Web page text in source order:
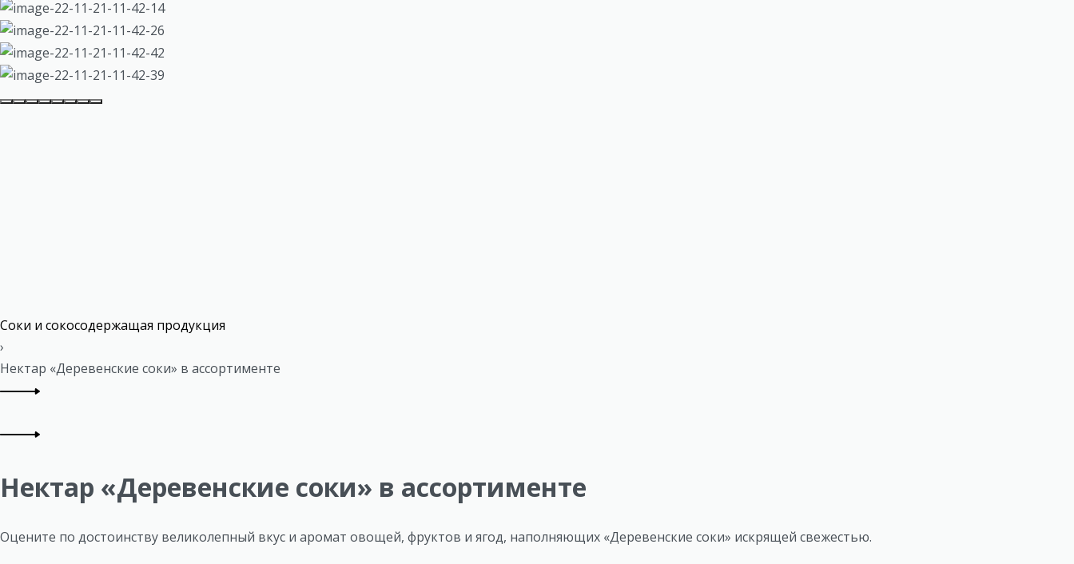
Соки и сокосодержащая продукция
›
Нектар «Деревенские соки» в ассортименте
Нектар «Деревенские соки» в ассортименте
Оцените по достоинству великолепный вкус и аромат овощей, фруктов и ягод, наполняющих «Деревенские соки» искрящей свежестью.